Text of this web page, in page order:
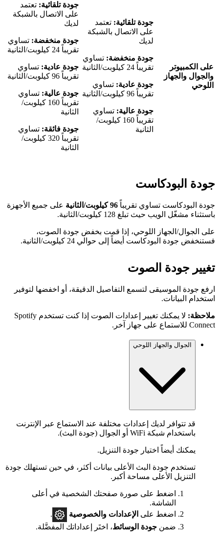
على الكمبيوتر
والجوال والجهاز
اللوحي
جودة تلقائية: تعتمد
على الاتصال بالشبكة
لديك
جودة منخفضة: تساوي
تقريباً 24 كيلوبت/الثانية
جودة عادية: تساوي
تقريباً 96 كيلوبت/الثانية
جودة عالية: تساوي
تقريباً 160 كيلوبت/
الثانية
جودة تلقائية: تعتمد
على الاتصال بالشبكة
لديك
جودة منخفضة: تساوي
تقريباً 24 كيلوبت/الثانية
جودة عادية: تساوي
تقريباً 96 كيلوبت/الثانية
جودة عالية: تساوي
تقريباً 160 كيلوبت/
الثانية
جودة فائقة: تساوي
تقريباً 320 كيلوبت/
الثانية
جودة البودكاست
جودة البودكاست تساوي تقريباً
على جميع الأجهزة
باستثناء مشغّل الويب حيث تبلغ 128 كيلوبت/الثانية.
على الجوال/الجهاز اللوحي، إذا قمت بخفض جودة الصوت،
فستنخفض جودة البودكاست أيضاً إلى حوالي 24 كيلوبت/الثانية.
تغيير جودة الصوت
ارفع جودة الموسيقى لتسمع التفاصيل الدقيقة، أو اخفضها لتوفير
استخدام البيانات.
ملاحظة:
لا يمكنك تغيير إعدادات الصوت إذا كنت تستخدم Spotify
Connect للاستماع على جهاز آخر.
الجوال والجهاز اللوحي
قد تتوافر لديك إعدادات مختلفة عند الاستماع عبر الإنترنت
باستخدام شبكة WiFi أو الجوال (جودة البث).
يمكنك أيضاً اختيار جودة التنزيل.
تستخدم جودة البث الأعلى بيانات أكثر، في حين تستهلك جودة
التنزيل الأعلى مساحة أكبر.
اضغط على صورة صفحتك الشخصية في أعلى
الشاشة.
اضغط على الإعدادات والخصوصية
.
ضمن جودة الوسائط، اختَر إعداداتك المفضَّلة.